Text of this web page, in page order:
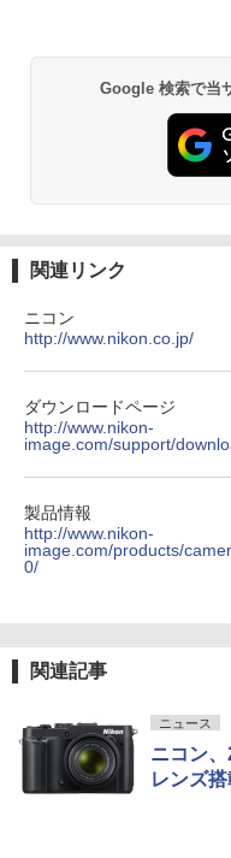
Google 検索で当
関連リンク
ニコン
http://www.nikon.co.jp/
ダウンロードページ
http://www.nikon-
image.com/support/
製品情報
http://www.nikon-
image.com/products/
0/
関連記事
ニュース
ニコン
レンズ